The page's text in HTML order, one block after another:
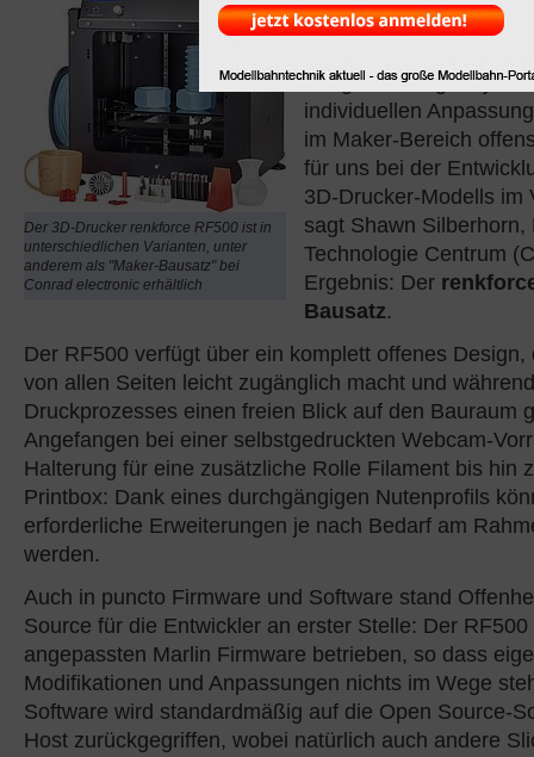
Der 3D-Drucker renkforce RF500 ist in
unterschiedlichen Varianten, unter
anderem als "Maker-Bausatz" bei
Conrad electronic erhältlich
Drucker mit
der gleichzeitig für jede
individuellen
im Maker-Bereich
für uns bei der
3D-Drucker-Modells im
sagt Shawn Silberhorn,
Technologie Centrum
Ergebnis: Der
Bausatz.
Der RF500 verfügt über ein komplett offenes Design,
von allen Seiten leicht zugänglich macht und
Druckprozesses einen freien Blick auf den Bauraum
Angefangen bei einer selbstgedruckten Webcam-
Halterung für eine zusätzliche Rolle Filament bis hin
Printbox: Dank eines durchgängigen Nutenprofils
erforderliche Erweiterungen je nach Bedarf am
werden.
Auch in puncto Firmware und Software stand
Source für die Entwickler an erster Stelle: Der
angepassten Marlin Firmware betrieben, so dass
Modifikationen und Anpassungen nichts im Wege
Software wird standardmäßig auf die Open Source-
Host zurückgegriffen, wobei natürlich auch andere